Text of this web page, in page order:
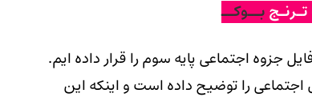
بــوکــ
جزوه اجتماعی پایه سوم را قرار داده ایم.
را توضیح داده است و اینکه این